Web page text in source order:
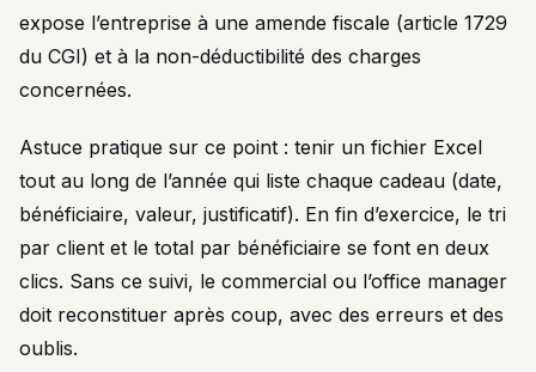
expose l’entreprise à une amende fiscale (article 1729
du CGI) et à la non-déductibilité des charges
concernées.
Astuce pratique sur ce point : tenir un fichier Excel
tout au long de l’année qui liste chaque cadeau (date,
bénéficiaire, valeur, justificatif). En fin d’exercice, le tri
par client et le total par bénéficiaire se font en deux
clics. Sans ce suivi, le commercial ou l’office manager
doit reconstituer après coup, avec des erreurs et des
oublis.